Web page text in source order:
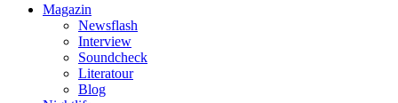
Magazin
Newsflash
Interview
Soundcheck
Literatour
Blog